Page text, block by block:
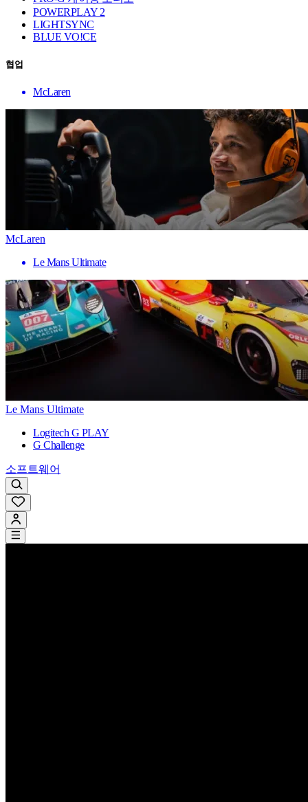
POWERPLAY 2
LIGHTSYNC
BLUE VO!CE
협업
McLaren
McLaren
Le Mans Ultimate
Le Mans Ultimate
Logitech G PLAY
G Challenge
소프트웨어